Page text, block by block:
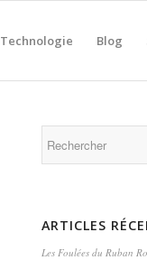
Technologie Blog
ARTICLES
Les Foulées du Ruban